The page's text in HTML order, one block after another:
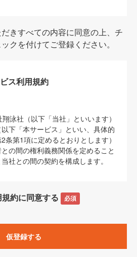
きすべての内容に同意の上、チ
クを付けてご登録ください。
ス利用規約
泳社（以下「当社」といいます）
下「本サービス」といい、具体的
条第1項に定めるとおりとします）
の間の権利義務関係を定めること
社との間の契約を構成します。
バシーポリシー」及び「
用について（Cookieポリシー）
項に記載する定めその他当社が定め
約に同意する 必須
仮登録する